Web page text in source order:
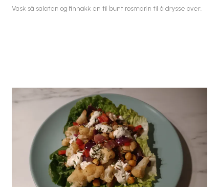
Vask så salaten og finhakk en til bunt rosmarin til å drysse over.